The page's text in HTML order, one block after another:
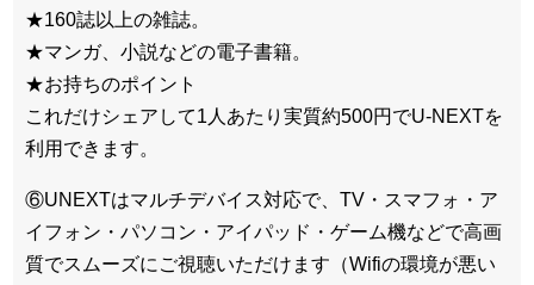
★160誌以上の雑誌。
★マンガ、小説などの電子書籍。
★お持ちのポイント
これだけシェアして1人あたり実質約500円でU-NEXTを
利用できます。
⑥UNEXTはマルチデバイス対応で、TV・スマフォ・ア
イフォン・パソコン・アイパッド・ゲーム機などで高画
質でスムーズにご視聴いただけます（Wifiの環境が悪い